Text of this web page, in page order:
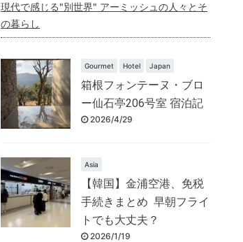
現代で感じる"別世界" アーミッシュの人々とそ
の暮らし
Gourmet Hotel Japan
箱根フォンテーヌ・ブロ
ー仙石亭206号室 宿泊記
2026/4/29
Asia
【韓国】金浦空港、免税
手続きまとめ 早朝フライ
トでも大丈夫？
2026/1/19